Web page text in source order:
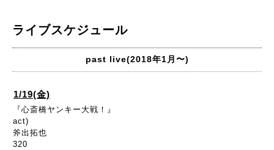
ライブスケジュール
past live(2018年1月〜)
1/19(金)
『心斎橋ヤンキー大戦！』
act)
斧出拓也
320